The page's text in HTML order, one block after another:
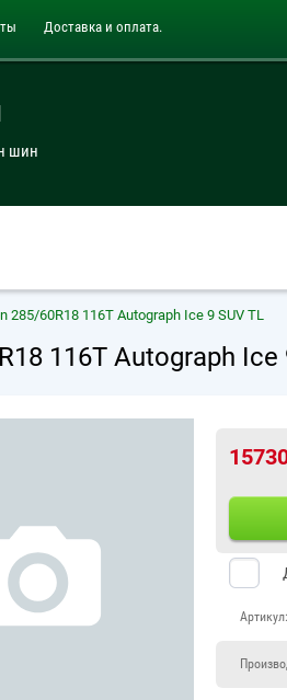
Доставка и оплата.
шин
285/60R18 116T Autograph Ice 9 SUV TL
116T Autograph Ice
Артикул: